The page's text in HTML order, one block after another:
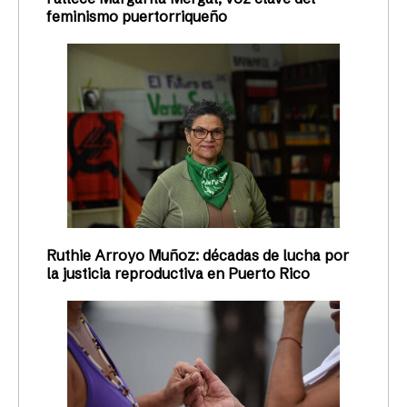
feminismo puertorriqueño
Ruthie Arroyo Muñoz: décadas de lucha por
la justicia reproductiva en Puerto Rico